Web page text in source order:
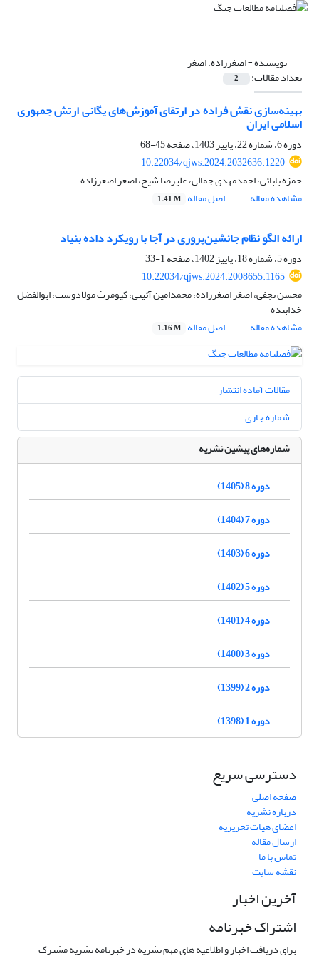
نویسنده =اصغرزاده، اصغر
تعداد مقالات: 2
بهینه‌سازی نقش فراده در ارتقای آموزش‌های یگانی ارتش جمهوری
اسلامی ایران
دوره 6، شماره 22، پاییز 1403، صفحه
45-68
10.22034/qjws.2024.2032636.1220
حمزه بابائی، احمدمهدی جمالی، علیرضا شیخ، اصغر اصغرزاده
مشاهده مقاله
اصل مقاله 1.41 M
ارائه الگو نظام جانشین‌پروری در آجا با رویکرد داده بنیاد
دوره 5، شماره 18، پاییز 1402، صفحه
1-33
10.22034/qjws.2024.2008655.1165
محسن نجفی، اصغر اصغرزاده، محمدامین آئینی، کیومرث مولادوست، ابوالفضل
خدابنده
مشاهده مقاله
اصل مقاله 1.16 M
مقالات آماده انتشار
شماره جاری
شماره‌های پیشین نشریه
دوره 8 (1405)
دوره 7 (1404)
دوره 6 (1403)
دوره 5 (1402)
دوره 4 (1401)
دوره 3 (1400)
دوره 2 (1399)
دوره 1 (1398)
دسترسی سریع
صفحه اصلی
درباره نشریه
اعضای هیات تحریریه
ارسال مقاله
تماس با ما
نقشه سایت
آخرین اخبار
اشتراک خبرنامه
برای دریافت اخبار و اطلاعیه های مهم نشریه در خبرنامه نشریه مشترک